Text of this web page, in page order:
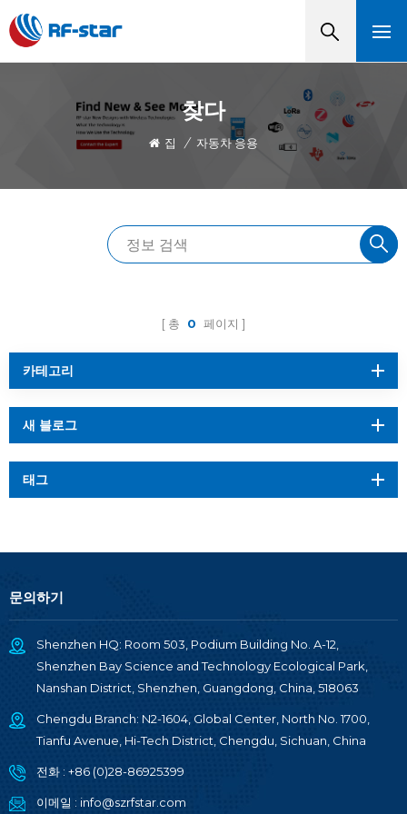
찾다
집 / 자동차 응용
총 0 페이지
카테고리
새 블로그
태그
문의하기
Shenzhen HQ: Room 503, Podium Building No. A-12,
Shenzhen Bay Science and Technology Ecological Park,
Nanshan District, Shenzhen, Guangdong, China, 518063
Chengdu Branch: N2-1604, Global Center, North No. 1700,
Tianfu Avenue, Hi-Tech District, Chengdu, Sichuan, China
전화 : +86 (0)28-86925399
이메일 : info@szrfstar.com